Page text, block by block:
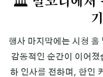
행사 마지막에는 시청
감동적인 순간이 이어
하 인사를 전하며, 한인